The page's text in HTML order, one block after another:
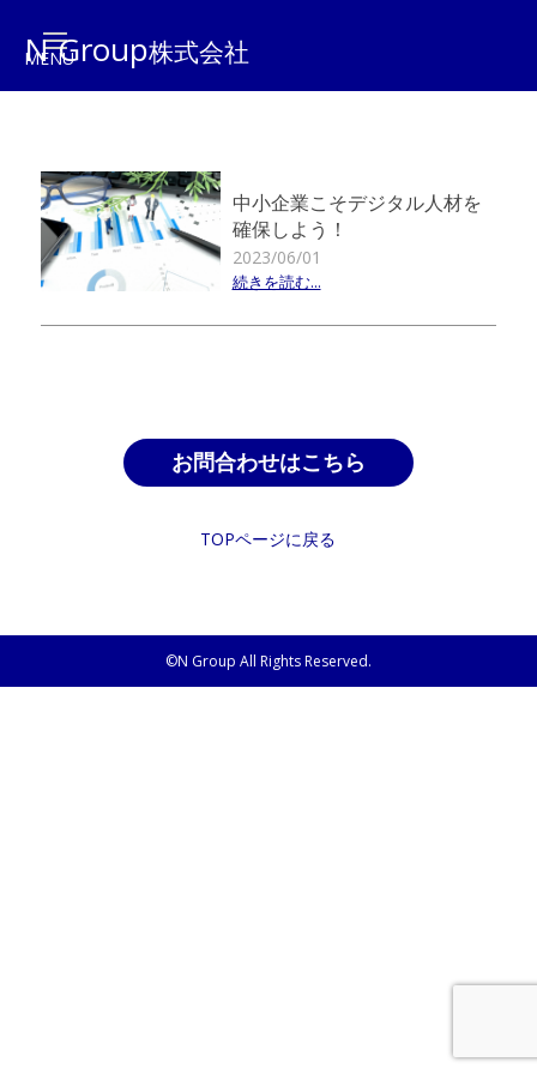
N Group株式会社
中小企業こそデジタル人材を
確保しよう！
2023/06/01
続きを読む...
お問合わせはこちら
TOPページに戻る
©N Group All Rights Reserved.